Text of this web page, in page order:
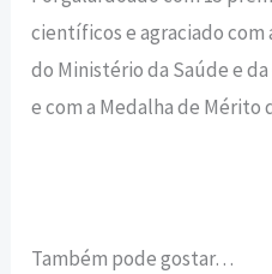
científicos e agraciado com
do Ministério da Saúde e
e com a Medalha de Mérito
Também pode gostar…